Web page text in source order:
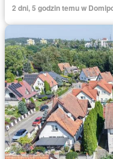
2 dni, 5 godzin temu w